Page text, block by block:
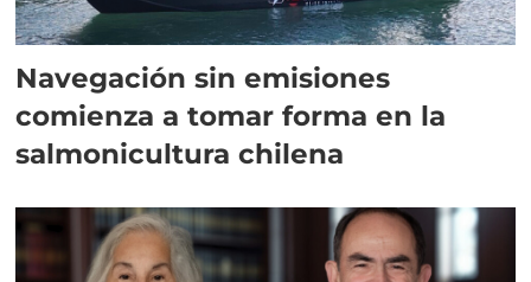
Navegación sin emisiones
comienza a tomar forma en la
salmonicultura chilena